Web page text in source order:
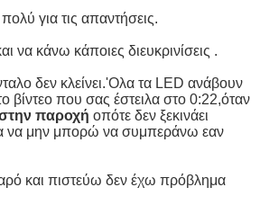
για τις απαντήσεις.
κάνω κάποιες διευκρινίσεις .
δεν κλείνει.'Ολα τα LED ανάβουν
βίντεο που σας έστειλα στο 0:22,όταν
παροχή οπότε δεν ξεκινάει
να μην μπορώ να συμπεράνω εαν
και πιστεύω δεν έχω πρόβλημα